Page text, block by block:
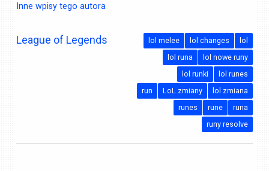
Inne wpisy tego autora
League of Legends lol
lol changes
lol melee
lol nowe runy
lol runa
lol runes
lol runki
lol zmiana
LoL zmiany
run
runa
rune
runes
runy resolve